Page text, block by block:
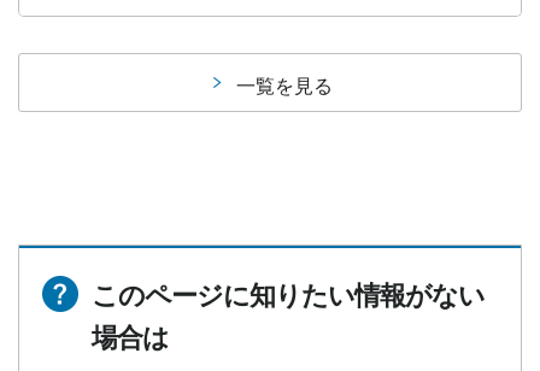
一覧を見る
このページに知りたい情報がない
場合は